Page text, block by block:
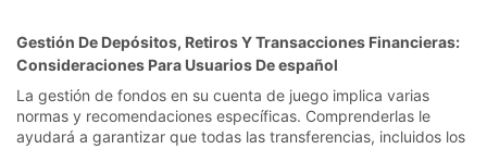
Gestión De Depósitos, Retiros Y Transacciones Financieras:
Consideraciones Para Usuarios De español
La gestión de fondos en su cuenta de juego implica varias
normas y recomendaciones específicas. Comprenderlas le
ayudará a garantizar que todas las transferencias, incluidos los